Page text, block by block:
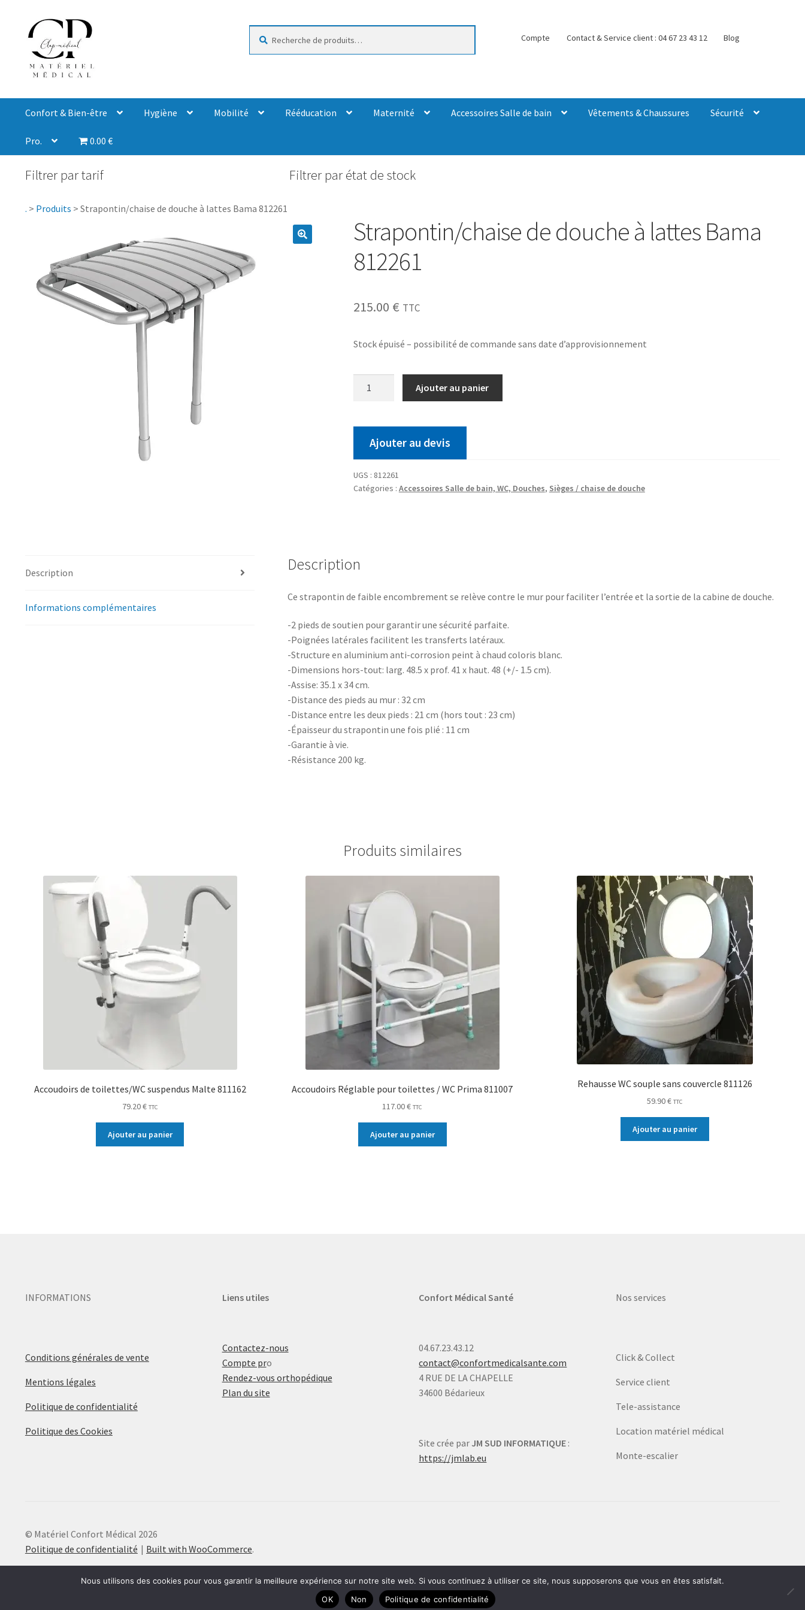
Compte Contact & Service client : 04 67 23 43 12 Blog
Confort & Bien-être Hygiène Mobilité Rééducation Maternité Accessoires Salle de bain Vêtements & Chaussures Sécurité
Pro. 0.00 €
Filtrer par tarif Filtrer par état de stock
. > Produits > Strapontin/chaise de douche à lattes Bama 812261
Strapontin/chaise de douche à lattes Bama
812261
215.00 € TTC
Stock épuisé – possibilité de commande sans date d’approvisionnement
Ajouter au panier
Ajouter au devis
UGS : 812261
Catégories : Accessoires Salle de bain, WC, Douches, Sièges / chaise de douche
Description
Informations complémentaires
Description
Ce strapontin de faible encombrement se relève contre le mur pour faciliter l’entrée et la sortie de la cabine de douche.
-2 pieds de soutien pour garantir une sécurité parfaite.
-Poignées latérales facilitent les transferts latéraux.
-Structure en aluminium anti-corrosion peint à chaud coloris blanc.
-Dimensions hors-tout: larg. 48.5 x prof. 41 x haut. 48 (+/- 1.5 cm).
-Assise: 35.1 x 34 cm.
-Distance des pieds au mur : 32 cm
-Distance entre les deux pieds : 21 cm (hors tout : 23 cm)
-Épaisseur du strapontin une fois plié : 11 cm
-Garantie à vie.
-Résistance 200 kg.
Produits similaires
Accoudoirs de toilettes/WC suspendus Malte 811162
79.20€ TTC
Ajouter au panier
Accoudoirs Réglable pour toilettes / WC Prima 811007
117.00€ TTC
Ajouter au panier
Rehausse WC souple sans couvercle 811126
59.90€ TTC
Ajouter au panier
INFORMATIONS
Conditions générales de vente
Mentions légales
Politique de confidentialité
Politique des Cookies
Liens utiles
Contactez-nous
Compte pro
Rendez-vous orthopédique
Plan du site
Confort Médical Santé
04.67.23.43.12
contact@confortmedicalsante.com
4 RUE DE LA CHAPELLE
34600 Bédarieux
Site crée par JM SUD INFORMATIQUE :
https://jmlab.eu
Nos services
Click & Collect
Service client
Tele-assistance
Location matériel médical
Monte-escalier
© Matériel Confort Médical 2026
Politique de confidentialité
Built with WooCommerce.
Nous utilisons des cookies pour vous garantir la meilleure expérience sur notre site web. Si vous continuez à utiliser ce site, nous supposerons que vous en êtes satisfait.
OK
Non Politique de confidentialité